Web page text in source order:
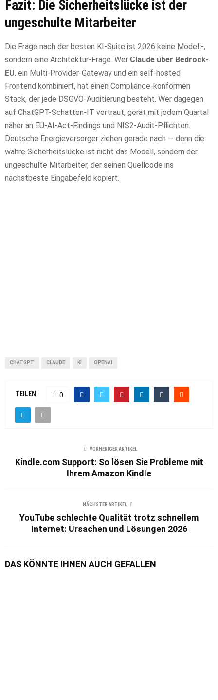
Fazit: Die Sicherheitslücke ist der
ungeschulte Mitarbeiter
Die Frage nach der besten KI-Suite ist 2026 keine Modell-,
sondern eine Architektur-Frage. Wer Claude über Bedrock-
EU, ein Multi-Provider-Gateway und ein self-hosted
Frontend kombiniert, hat einen Compliance-konformen
Stack, der jede DSGVO-Auditierung besteht. Wer dagegen
auf ChatGPT-Schatten-IT vertraut, gerät mit jedem Quartal
näher an EU-AI-Act-Findings und NIS2-Audit-Pflichten.
Deutsche Energieversorger ziehen gerade nach — denn die
wahre Sicherheitslücke ist nicht das Modell, sondern der
ungeschulte Mitarbeiter, der seinen Quellcode ins
nächstbeste Eingabefeld kopiert.
CHATGPT CLAUDE KI OPENAI
TEILEN 0
VORHERIGER ARTIKEL
Kindle.com Support: So lösen Sie Probleme mit
Ihrem Amazon Kindle
NÄCHSTER ARTIKEL
YouTube schlechte Qualität trotz schnellem
Internet: Ursachen und Lösungen 2026
DAS KÖNNTE IHNEN AUCH GEFALLEN